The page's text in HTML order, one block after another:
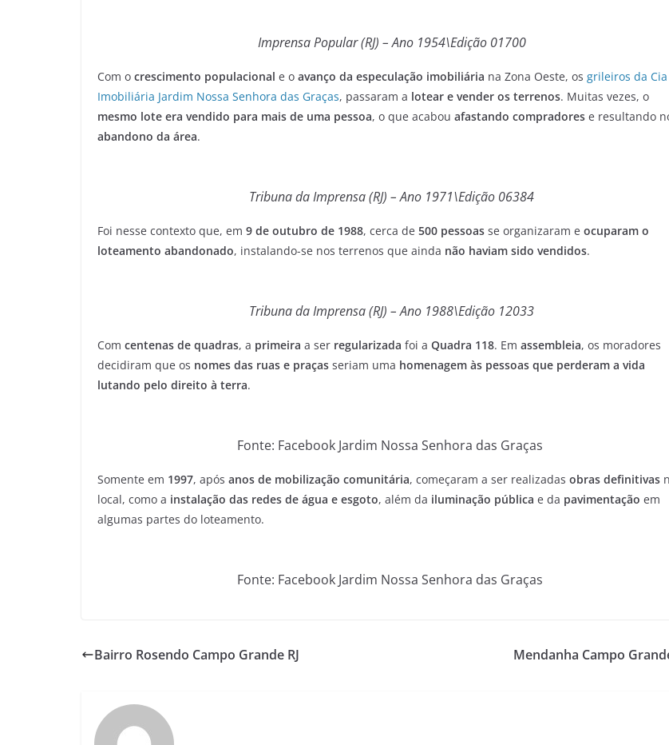
Imprensa Popular (RJ) – Ano 1954\Edição 01700
Com o crescimento populacional e o avanço da especulação imobiliária na Zona Oeste, os grileiros da Cia
Imobiliária Jardim Nossa Senhora das Graças, passaram a lotear e vender os terrenos. Muitas vezes, o
mesmo lote era vendido para mais de uma pessoa, o que acabou afastando compradores e resultando
abandono da área.
Tribuna da Imprensa (RJ) – Ano 1971\Edição 06384
Foi nesse contexto que, em 9 de outubro de 1988, cerca de 500 pessoas se organizaram e ocuparam o
loteamento abandonado, instalando-se nos terrenos que ainda não haviam sido vendidos.
Tribuna da Imprensa (RJ) – Ano 1988\Edição 12033
Com centenas de quadras, a primeira a ser regularizada foi a Quadra 118. Em assembleia, os moradores
decidiram que os nomes das ruas e praças seriam uma homenagem às pessoas que perderam a vida
lutando pelo direito à terra.
Fonte: Facebook Jardim Nossa Senhora das Graças
Somente em 1997, após anos de mobilização comunitária, começaram a ser realizadas obras definitivas
local, como a instalação das redes de água e esgoto, além da iluminação pública e da pavimentação em
algumas partes do loteamento.
Fonte: Facebook Jardim Nossa Senhora das Graças
Bairro Rosendo Campo Grande RJ Mendanha Campo